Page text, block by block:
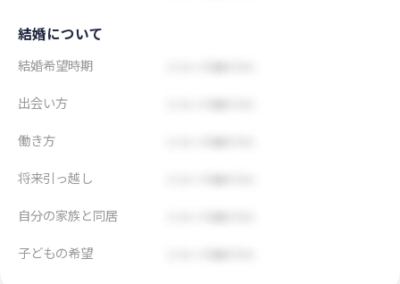
結婚について
結婚希望時期
出会い方
働き方
将来引っ越し
自分の家族と同居
子どもの希望